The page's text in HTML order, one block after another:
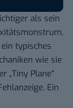
als sein
typisches
wie sie
„Tiny Plane“
Ein